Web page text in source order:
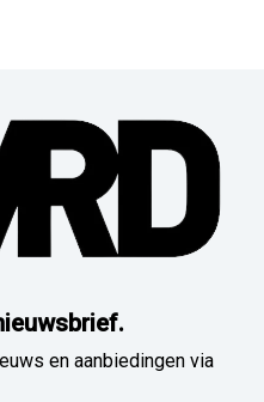
en aanbiedingen via